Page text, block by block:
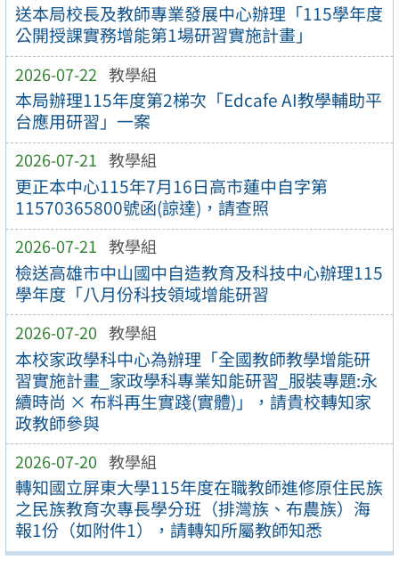
送本局校長及教師專業發展中心辦理「115學年度
公開授課實務增能第1場研習實施計畫」
2026-07-22 教學組
本局辦理115年度第2梯次「Edcafe AI教學輔助平
台應用研習」一案
2026-07-21 教學組
更正本中心115年7月16日高市蓮中自字第
11570365800號函(諒達)，請查照
2026-07-21 教學組
檢送高雄市中山國中自造教育及科技中心辦理115
學年度「八月份科技領域增能研習
2026-07-20 教學組
本校家政學科中心為辦理「全國教師教學增能研
習實施計畫_家政學科專業知能研習_服裝專題:永
續時尚 × 布料再生實踐(實體)」，請貴校轉知家
政教師參與
2026-07-20 教學組
轉知國立屏東大學115年度在職教師進修原住民族
之民族教育次專長學分班（排灣族、布農族）海
報1份（如附件1），請轉知所屬教師知悉